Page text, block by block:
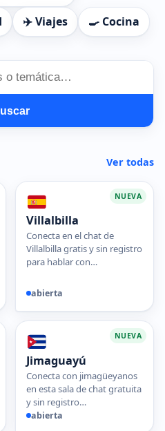
✈️ Viajes 🍳 Cocina
Ver todas
NUEVA
Villalbilla
Conecta en el chat de
Villalbilla gratis y sin registro
para hablar con…
abierta
NUEVA
Jimaguayú
Conecta con jimagüeyanos
en esta sala de chat gratuita
y sin registro…
abierta